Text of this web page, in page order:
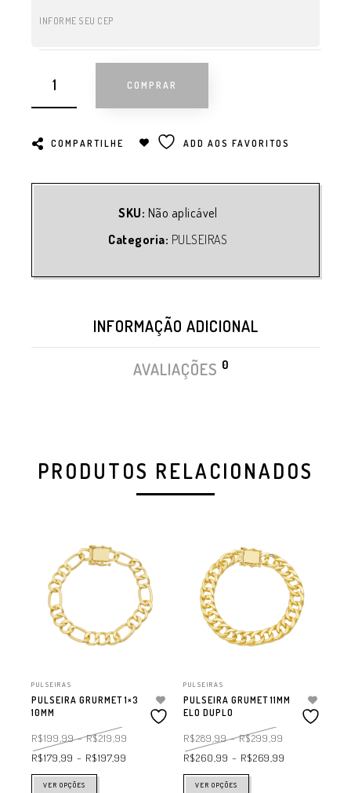
INFORME SEU CEP
COMPRAR
COMPARTILHE ADD AOS FAVORITOS
SKU: Não aplicável
Categoria: PULSEIRAS
INFORMAÇÃO ADICIONAL
AVALIAÇÕES 0
PRODUTOS RELACIONADOS
PULSEIRAS
PULSEIRA GRURMET 1×3
10MM
R$199,99–R$219,99
R$179,99 – R$197,99
VER OPÇÕES
PULSEIRAS
PULSEIRA GRUMET 11MM
ELO DUPLO
R$289,99–R$299,99
R$260,99 – R$269,99
VER OPÇÕES